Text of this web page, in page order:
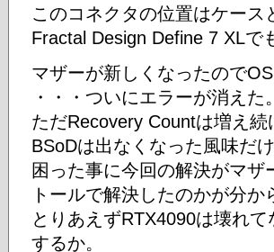
このコネクタの位置はケー
Fractal Design Define 7 XLで
マザーが新しくなったので
・・・ついにエラーが消えた。
ただRecovery Countは増え続
BSoDは出なくなった風味だ
困った事に今回の解決がマ
トールで解決したのかが分か
とりあえずRTX4090は壊れ
するか。